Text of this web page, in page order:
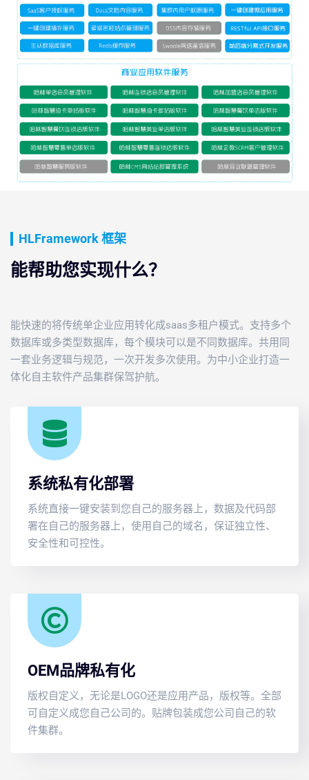
HLFramework 框架
能帮助您实现什么？
能快速的将传统单企业应用转化成saas多租户模式。支持多个
数据库或多类型数据库，每个模块可以是不同数据库。共用同
一套业务逻辑与规范，一次开发多次使用。为中小企业打造一
体化自主软件产品集群保驾护航。
系统私有化部署
系统直接一键安装到您自己的服务器上，数据及代码部
署在自己的服务器上，使用自己的域名，保证独立性、
安全性和可控性。
OEM品牌私有化
版权自定义，无论是LOGO还是应用产品，版权等。全部
可自定义成您自己公司的。贴牌包装成您公司自己的软
件集群。